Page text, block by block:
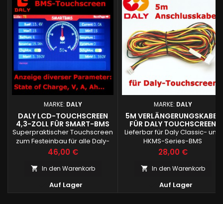
MARKE: DALY
DALY LCD-TOUCHSCREEN
4,3-ZOLL FÜR SMART-BMS
Superpraktischer Touchscreen
zum Festeinbau für alle Daly-
BMS
Preis
46,00 €
 In den Warenkorb
Auf Lager
MARKE: DALY
5M VERLÄNGERUNGSKABEL
FÜR DALY TOUCHSCREEN
Lieferbar für Daly Classic- und
HKMS-Series-BMS
Preis
28,00 €
 In den Warenkorb
Auf Lager